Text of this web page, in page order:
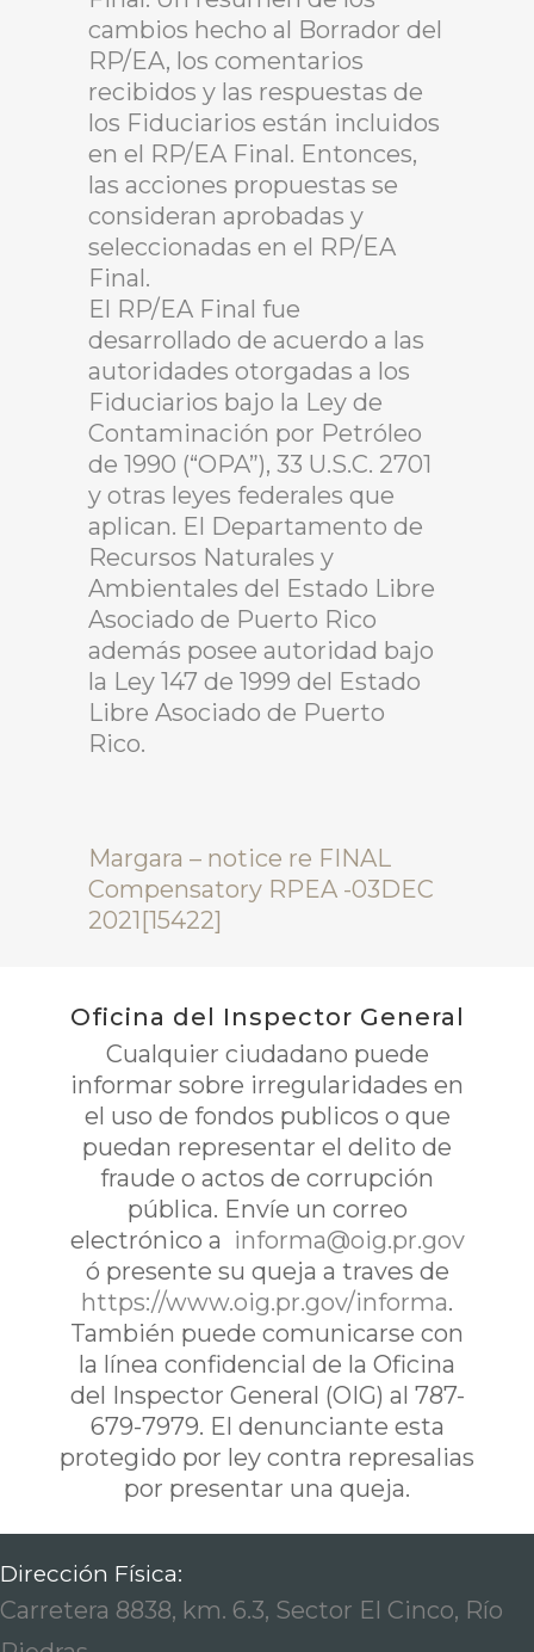
cambios hecho al Borrador del
RP/EA, los comentarios
recibidos y las respuestas de
los Fiduciarios están incluidos
en el RP/EA Final. Entonces,
las acciones propuestas se
consideran aprobadas y
seleccionadas en el RP/EA
Final.
El RP/EA Final fue
desarrollado de acuerdo a las
autoridades otorgadas a los
Fiduciarios bajo la Ley de
Contaminación por Petróleo
de 1990 (“OPA”), 33 U.S.C. 2701
y otras leyes federales que
aplican. El Departamento de
Recursos Naturales y
Ambientales del Estado Libre
Asociado de Puerto Rico
además posee autoridad bajo
la Ley 147 de 1999 del Estado
Libre Asociado de Puerto
Rico.
Margara – notice re FINAL
Compensatory RPEA -03DEC
2021[15422]
Oficina del Inspector General
Cualquier ciudadano puede
informar sobre irregularidades en
el uso de fondos publicos o que
puedan representar el delito de
fraude o actos de corrupción
pública. Envíe un correo
electrónico a informa@oig.pr.gov
ó presente su queja a traves de
https://www.oig.pr.gov/informa.
También puede comunicarse con
la línea confidencial de la Oficina
del Inspector General (OIG) al 787-
679-7979. El denunciante esta
protegido por ley contra represalias
por presentar una queja.
Dirección Física:
Carretera 8838, km. 6.3, Sector El Cinco, Río